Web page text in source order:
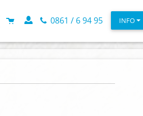
0861 / 6 94 95 INFO